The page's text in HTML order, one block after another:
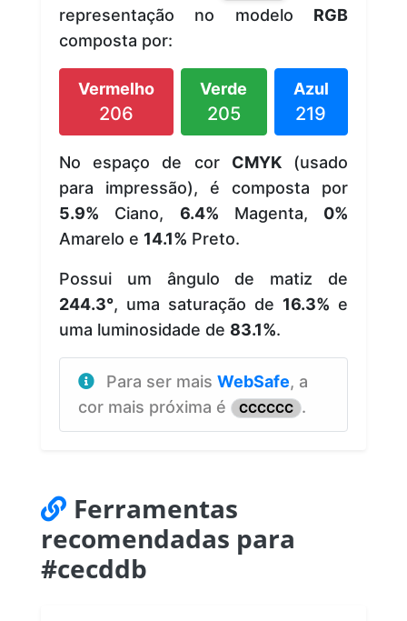
representação no modelo RGB
composta por:
Vermelho
206
Verde
205
Azul
219
No espaço de cor CMYK(usado
para impressão), é composta por
5.9% Ciano, 6.4% Magenta, 0%
Amarelo e 14.1% Preto.
Possui um ângulo de matiz de
244.3°, uma saturação de 16.3% e
uma luminosidade de 83.1%.
Para ser mais WebSafe, a
cor mais próxima é
CCCCCC .
Ferramentas
recomendadas para
#cecddb